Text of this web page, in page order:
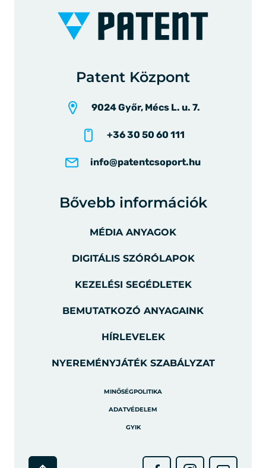
Patent Központ
9024 Győr, Mécs L. u. 7.
+36 30 50 60 111
info@patentcsoport.hu
Bővebb információk
MÉDIA ANYAGOK
DIGITÁLIS SZÓRÓLAPOK
KEZELÉSI SEGÉDLETEK
BEMUTATKOZÓ ANYAGAINK
HÍRLEVELEK
NYEREMÉNYJÁTÉK SZABÁLYZAT
MINŐSÉGPOLITIKA
ADATVÉDELEM
GYIK